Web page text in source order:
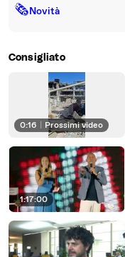
🗞Novità
Consigliato
0:16 Prossimi video
1:17:00